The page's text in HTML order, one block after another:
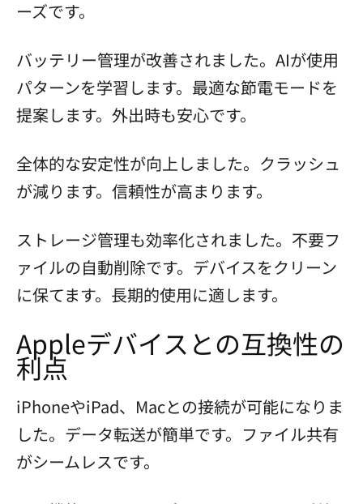
ーズです。
バッテリー管理が改善されました。AIが使用
パターンを学習します。最適な節電モードを
提案します。外出時も安心です。
全体的な安定性が向上しました。クラッシュ
が減ります。信頼性が高まります。
ストレージ管理も効率化されました。不要フ
ァイルの自動削除です。デバイスをクリーン
に保てます。長期的使用に適します。
Appleデバイスとの互換性の
利点
iPhoneやiPad、Macとの接続が可能になりま
した。データ転送が簡単です。ファイル共有
がシームレスです。